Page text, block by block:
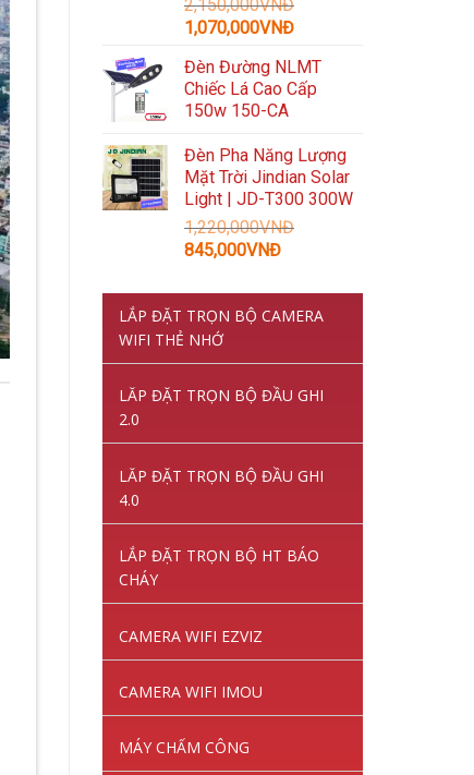
2,150,000VNĐ
Giá
là:
2,150,000VNĐ.
1,070,000VNĐGiá
tại
là:
Đèn Đường NLMT
Chiếc Lá Cao Cấp
150w 150-CA
Đèn Pha Năng Lượng
Mặt Trời Jindian Solar
Light | JD-T300 300W
1,220,000VNĐ
Giá
là:
1,220,000VNĐ.
845,000VNĐGiá
tại
là:
LẮP ĐẶT TRỌN BỘ CAMERA
WIFI THẺ NHỚ
LĂP ĐẶT TRỌN BỘ ĐẦU GHI
2.0
LĂP ĐẶT TRỌN BỘ ĐẦU GHI
4.0
LẮP ĐẶT TRỌN BỘ HT BÁO
CHÁY
CAMERA WIFI EZVIZ
CAMERA WIFI IMOU
MÁY CHẤM CÔNG